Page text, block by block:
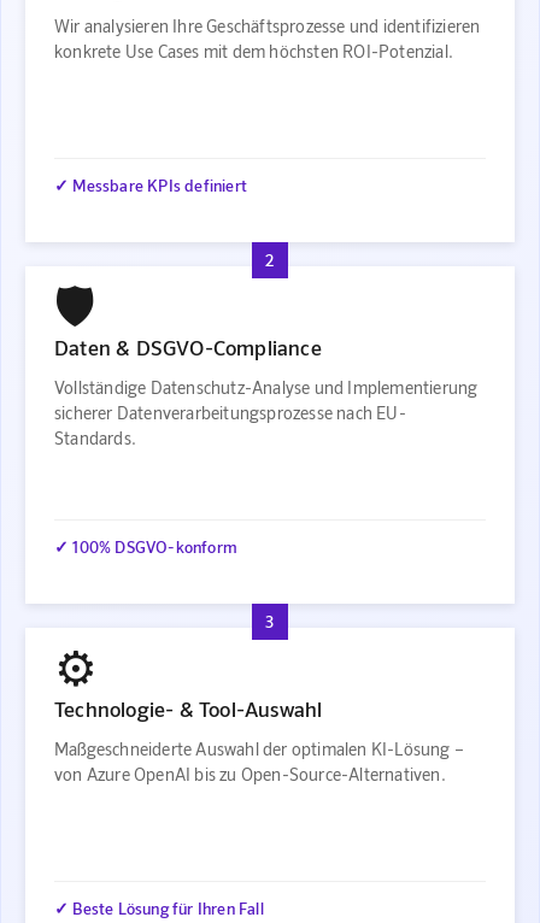
Wir analysieren Ihre Geschäftsprozesse und identifizieren
konkrete Use Cases mit dem höchsten ROI-Potenzial.
✓ Messbare KPIs definiert
2
🛡️
Daten & DSGVO-Compliance
Vollständige Datenschutz-Analyse und Implementierung
sicherer Datenverarbeitungsprozesse nach EU-
Standards.
✓ 100% DSGVO-konform
3
⚙️
Technologie- & Tool-Auswahl
Maßgeschneiderte Auswahl der optimalen KI-Lösung –
von Azure OpenAI bis zu Open-Source-Alternativen.
✓ Beste Lösung für Ihren Fall